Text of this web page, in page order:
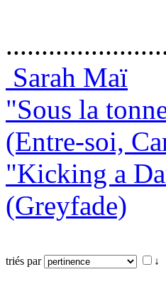
Sarah Maï
"Sous la
(Entre-soi,
"Kicking a
(Greyfade)
triés par ↓